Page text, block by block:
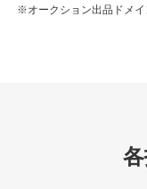
ジャンルその他
※オークション出品ドメ